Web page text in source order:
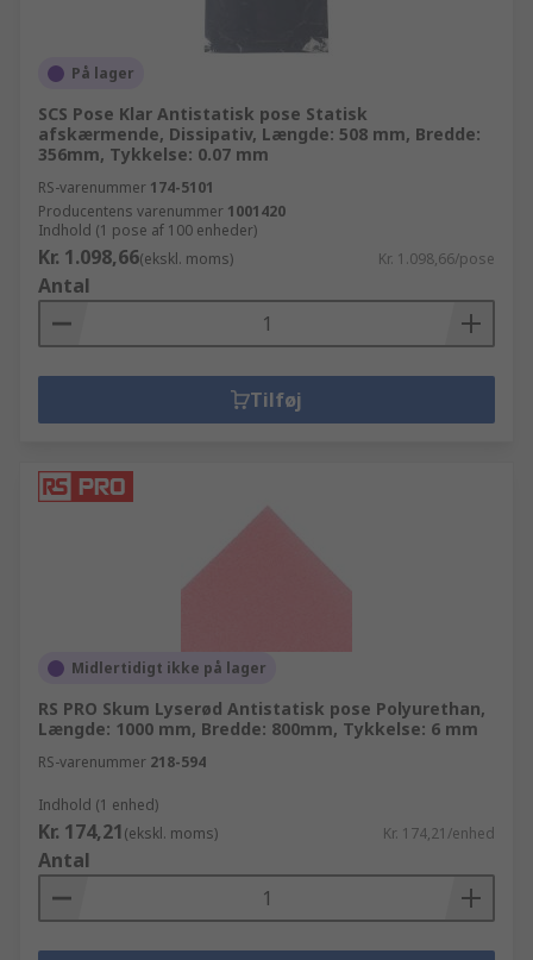
På lager
SCS Pose Klar Antistatisk pose Statisk
afskærmende, Dissipativ, Længde: 508 mm, Bredde:
356mm, Tykkelse: 0.07 mm
RS-varenummer 174-5101
Producentens varenummer 1001420
Indhold (1 pose af 100 enheder)
Kr. 1.098,66(ekskl. moms) Kr. 1.098,66/pose
Antal
Tilføj
Midlertidigt ikke på lager
RS PRO Skum Lyserød Antistatisk pose Polyurethan,
Længde: 1000 mm, Bredde: 800mm, Tykkelse: 6 mm
RS-varenummer 218-594
Indhold (1 enhed)
Kr. 174,21(ekskl. moms) Kr. 174,21/enhed
Antal